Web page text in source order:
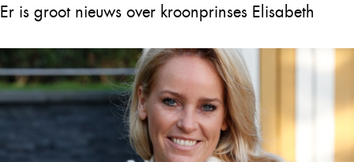
Er is groot nieuws over kroonprinses Elisabeth